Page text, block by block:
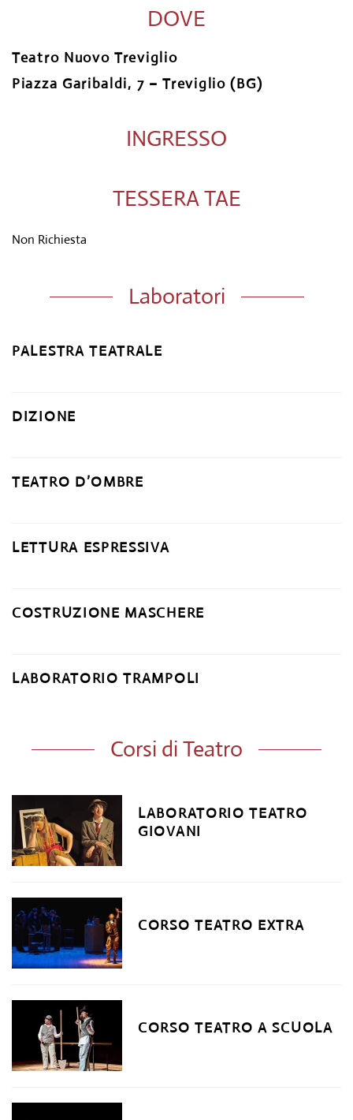
DOVE
Teatro Nuovo Treviglio
Piazza Garibaldi, 7 – Treviglio (BG)
INGRESSO
TESSERA TAE
Non Richiesta
Laboratori
PALESTRA TEATRALE
DIZIONE
TEATRO D’OMBRE
LETTURA ESPRESSIVA
COSTRUZIONE MASCHERE
LABORATORIO TRAMPOLI
Corsi di Teatro
LABORATORIO TEATRO
GIOVANI
CORSO TEATRO EXTRA
CORSO TEATRO A SCUOLA